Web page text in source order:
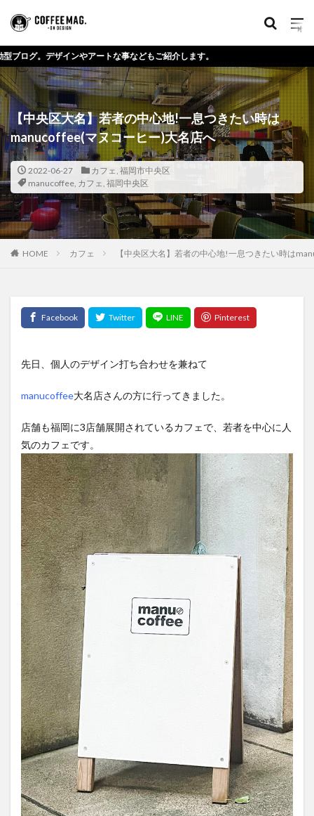
します。
【中央区大名】若者の中心地!一息つきたい時は
manucoffee(マヌコーヒー)大名店へ
2022-06-27 カフェ, 福岡市中央区
manucoffee, カフェ, 福岡中央区
HOME カフェ 【中央区大名】若者の中心地!一息つきたい時は
先日、個人のデザイン打ち合わせを兼ねて
manucoffee大名店さんの方に行ってきました。
店舗も福岡に3店舗展開されているカフェで、若者を中心に人
気のカフェです。